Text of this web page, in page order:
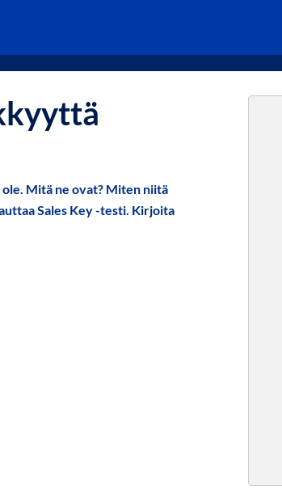
Mitä ne ovat? Miten niitä
Sales Key -testi. Kirjoita